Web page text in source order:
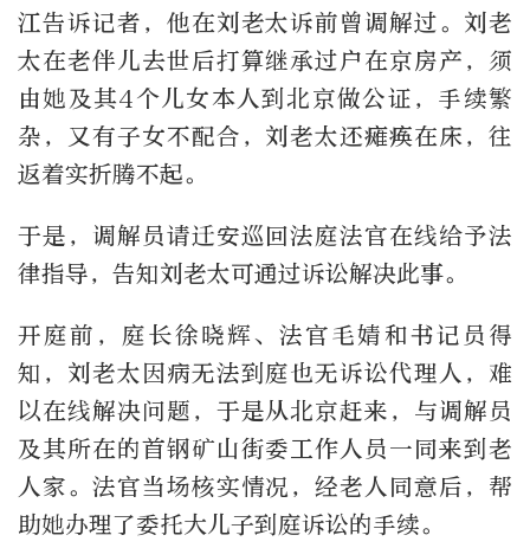
江告诉记者，他在刘老太诉前曾调解过。刘老
太在老伴儿去世后打算继承过户在京房产，须
由她及其4个儿女本人到北京做公证，手续繁
杂，又有子女不配合，刘老太还瘫痪在床，往
返着实折腾不起。
于是，调解员请迁安巡回法庭法官在线给予法
律指导，告知刘老太可通过诉讼解决此事。
开庭前，庭长徐晓辉、法官毛婧和书记员得
知，刘老太因病无法到庭也无诉讼代理人，难
以在线解决问题，于是从北京赶来，与调解员
及其所在的首钢矿山街委工作人员一同来到老
人家。法官当场核实情况，经老人同意后，帮
助她办理了委托大儿子到庭诉讼的手续。